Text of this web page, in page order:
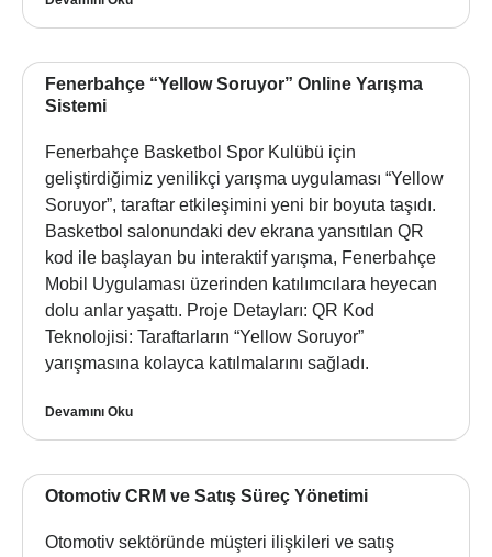
Fenerbahçe “Yellow Soruyor” Online Yarışma
Sistemi
Fenerbahçe Basketbol Spor Kulübü için
geliştirdiğimiz yenilikçi yarışma uygulaması “Yellow
Soruyor”, taraftar etkileşimini yeni bir boyuta taşıdı.
Basketbol salonundaki dev ekrana yansıtılan QR
kod ile başlayan bu interaktif yarışma, Fenerbahçe
Mobil Uygulaması üzerinden katılımcılara heyecan
dolu anlar yaşattı. Proje Detayları: QR Kod
Teknolojisi: Taraftarların “Yellow Soruyor”
yarışmasına kolayca katılmalarını sağladı.
Devamını Oku
Otomotiv CRM ve Satış Süreç Yönetimi
Otomotiv sektöründe müşteri ilişkileri ve satış